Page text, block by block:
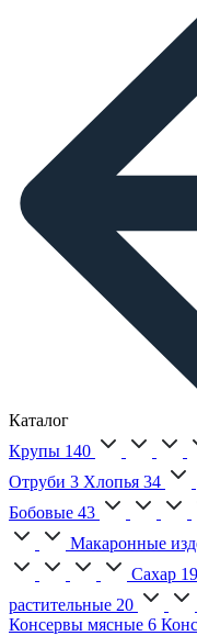
Каталог
Крупы 140
Отруби 3 Хлопья 34
Бобовые 43
Макаронные
Сахар 19
растительные 20
Консервы мясные 6